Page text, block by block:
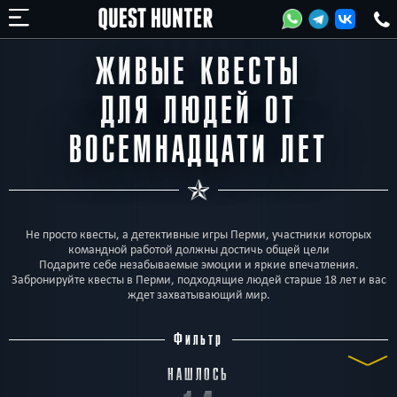
ЖИВЫЕ КВЕСТЫ
ДЛЯ ЛЮДЕЙ ОТ
ВОСЕМНАДЦАТИ ЛЕТ
Не просто квесты, а детективные игры Перми, участники которых
командной работой должны достичь общей цели
Подарите себе незабываемые эмоции и яркие впечатления.
Забронируйте квесты в Перми, подходящие людей старше 18 лет и вас
ждет захватывающий мир.
Фильтр
НАШЛОСЬ